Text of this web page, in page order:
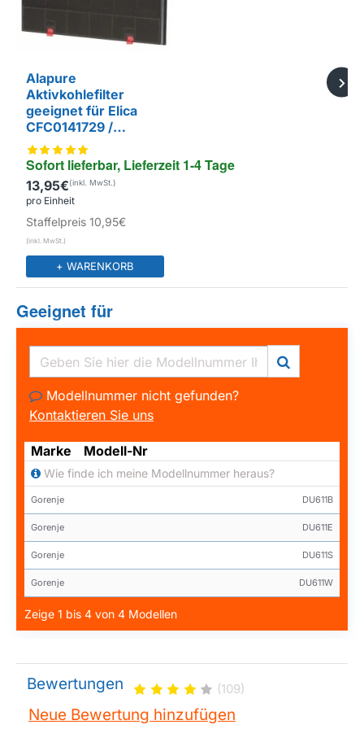
EIGENMARKE
Sofort lieferbar, Lieferzeit 1-4 Tage
Alapure
Aktivkohlefilter
geeignet für Elica
CFC0141729 /
F00171/S
13,95€
pro Einheit
Staffelpreis 10,95€
+ WARENKORB
Geeignet für
Modellnummer nicht gefunden?
Kontaktieren Sie uns
Marke Modell-Nr
Wie finde ich meine Modellnummer heraus?
Gorenje DU611B
Gorenje DU611E
Gorenje DU611S
Gorenje DU611W
Zeige 1 bis 4 von 4 Modellen
Bewertungen (109)
Neue Bewertung hinzufügen